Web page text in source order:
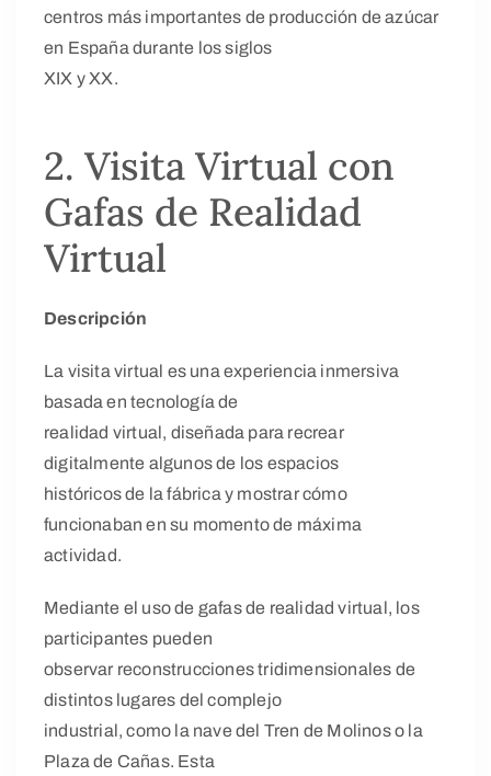
centros más importantes de producción de azúcar
en España durante los siglos
XIX y XX.
2. Visita Virtual con
Gafas de Realidad
Virtual
Descripción
La visita virtual es una experiencia inmersiva
basada en tecnología de
realidad virtual, diseñada para recrear
digitalmente algunos de los espacios
históricos de la fábrica y mostrar cómo
funcionaban en su momento de máxima
actividad.
Mediante el uso de gafas de realidad virtual, los
participantes pueden
observar reconstrucciones tridimensionales de
distintos lugares del complejo
industrial, como la nave del Tren de Molinos o la
Plaza de Cañas. Esta